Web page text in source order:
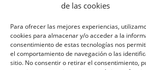
de las cookies
Para ofrecer las mejores experiencias,
cookies para almacenar y/o acceder a la
consentimiento de estas tecnologías nos
el comportamiento de navegación o las
sitio. No consentir o retirar el consentimiento,